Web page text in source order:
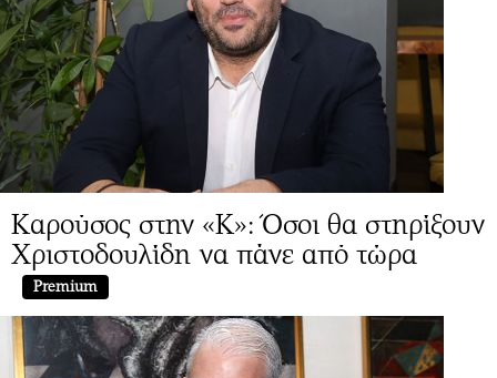
Καρούσος στην «Κ»: Όσοι θα στηρίξουν
Χριστοδουλίδη να πάνε από τώρα
Premium